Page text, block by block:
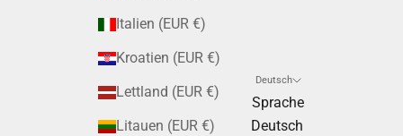
Italien (EUR €)
Kroatien (EUR €)
Lettland (EUR €)
Litauen (EUR €)
Deutsch
Sprache
Deutsch